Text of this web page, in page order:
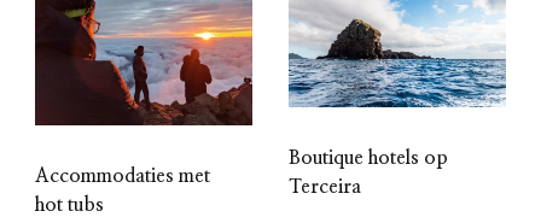
Accommodaties met
hot tubs
Boutique hotels op
Terceira